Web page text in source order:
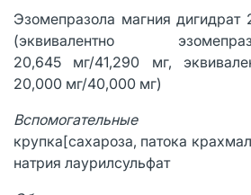
Эзомепразола магния дигидрат
(эквивалентно
20,645 мг/41,290 мг,
20,000 мг/40,000 мг)
Вспомогательные
крупка[сахароза, патока
натрия лаурилсульфат